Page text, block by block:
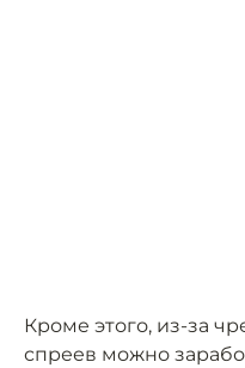
Кроме этого, из-за
спреев можно